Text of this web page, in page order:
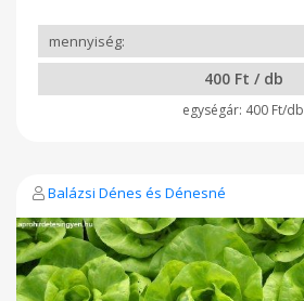
400 Ft / db
400 Ft/db
Balázsi Dénes és Dénesné